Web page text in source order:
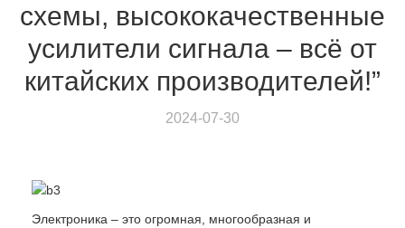
схемы, высококачественные
усилители сигнала – всё от
китайских производителей!”
2024-07-30
Электроника – это огромная, многообразная и